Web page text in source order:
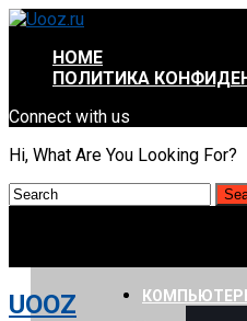
HOME
ПОЛИТИКА
Connect with us
Hi, What Are You Looking For?
UOOZ